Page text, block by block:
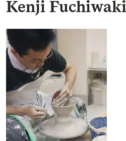
Kenji Fuchiwaki